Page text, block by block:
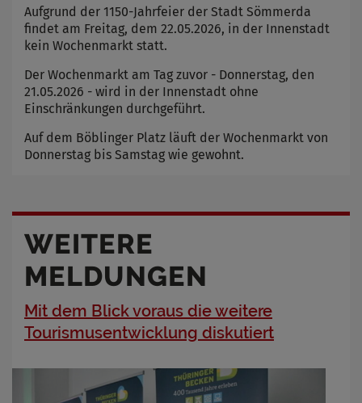
Aufgrund der 1150-Jahrfeier der Stadt Sömmerda
findet am Freitag, dem 22.05.2026, in der Innenstadt
kein Wochenmarkt statt.
Der Wochenmarkt am Tag zuvor - Donnerstag, den
21.05.2026 - wird in der Innenstadt ohne
Einschränkungen durchgeführt.
Auf dem Böblinger Platz läuft der Wochenmarkt von
Donnerstag bis Samstag wie gewohnt.
WEITERE
MELDUNGEN
Mit dem Blick voraus die weitere
Tourismusentwicklung diskutiert